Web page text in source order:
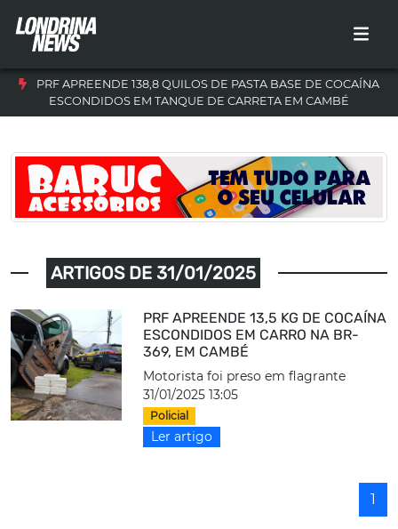
PRF APREENDE 138,8 QUILOS DE PASTA BASE DE COCAÍNA
ESCONDIDOS EM TANQUE DE CARRETA EM CAMBÉ
ARTIGOS DE 31/01/2025
PRF APREENDE 13,5 KG DE COCAÍNA
ESCONDIDOS EM CARRO NA BR-
369, EM CAMBÉ
Motorista foi preso em flagrante
31/01/2025 13:05
Policial
Ler artigo
1